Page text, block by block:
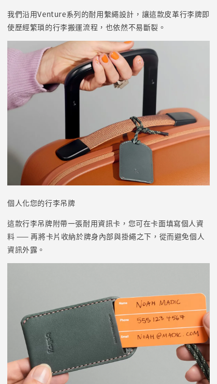
我們沿用Venture系列的耐用繫繩設計，讓這款皮革行李牌即
使歷經繁瑣的行李搬運流程，也依然不易斷裂。
個人化您的行李吊牌
這款行李吊牌附帶一張耐用資訊卡，您可在卡面填寫個人資
料 —— 再將卡片收納於牌身內部與掛繩之下，從而避免個人
資訊外露。